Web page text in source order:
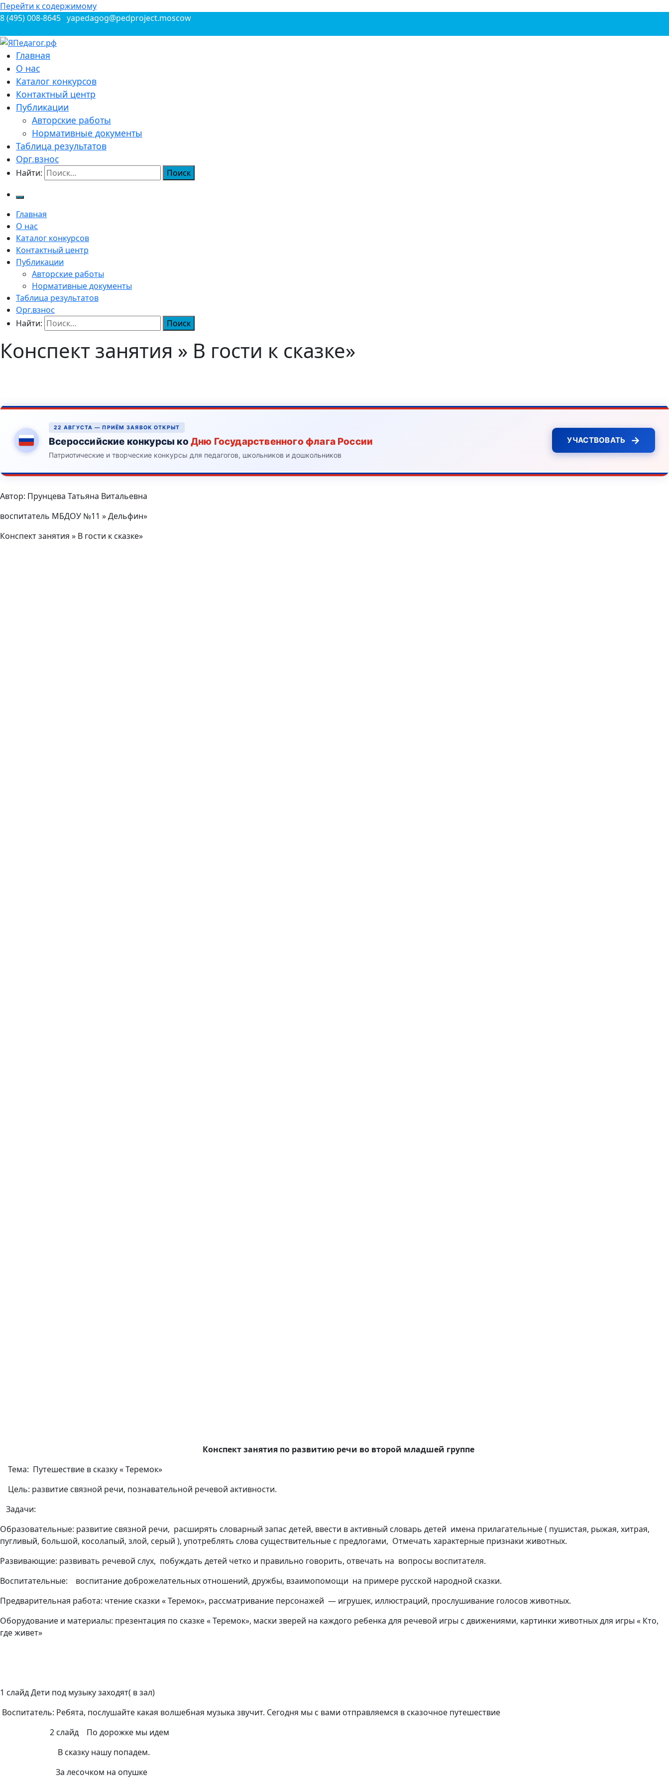
Перейти к содержимому
8 (495) 008-8645 yapedagog@pedproject.moscow
ЯПедагог.рф
Всероссийские конкурсы для педагогов
Главная
О нас
Каталог конкурсов
Контактный центр
Публикации
Авторские работы
Нормативные документы
Таблица результатов
Орг.взнос
Найти:
Главная
О нас
Каталог конкурсов
Контактный центр
Публикации
Авторские работы
Нормативные документы
Таблица результатов
Орг.взнос
Найти:
Конспект занятия » В гости к сказке»
22 АВГУСТА — ПРИЁМ ЗАЯВОК ОТКРЫТ
Всероссийские конкурсы ко Дню Государственного флага России
Патриотические и творческие конкурсы для педагогов, школьников и дошкольников
УЧАСТВОВАТЬ →
Автор: Прунцева Татьяна Витальевна
воспитатель МБДОУ №11 » Дельфин»
Конспект занятия » В гости к сказке»
Конспект занятия по развитию речи во второй младшей группе
Тема: Путешествие в сказку « Теремок»
Цель: развитие связной речи, познавательной речевой активности.
Задачи:
Образовательные: развитие связной речи, расширять словарный запас детей, ввести в активный словарь детей имена прилагательные ( пушистая, рыжая, хитрая,
пугливый, большой, косолапый, злой, серый ), употреблять слова существительные с предлогами, Отмечать характерные признаки животных.
Развивающие: развивать речевой слух, побуждать детей четко и правильно говорить, отвечать на вопросы воспитателя.
Воспитательные: воспитание доброжелательных отношений, дружбы, взаимопомощи на примере русской народной сказки.
Предварительная работа: чтение сказки « Теремок», рассматривание персонажей — игрушек, иллюстраций, прослушивание голосов животных.
Оборудование и материалы: презентация по сказке « Теремок», маски зверей на каждого ребенка для речевой игры с движениями, картинки животных для игры « Кто,
где живет»
1 слайдДети под музыку заходят( в зал)
Воспитатель: Ребята, послушайте какая волшебная музыка звучит. Сегодня мы с вами отправляемся в сказочное путешествие
2 слайд По дорожке мы идем
В сказку нашу попадем.
За лесочком на опушке